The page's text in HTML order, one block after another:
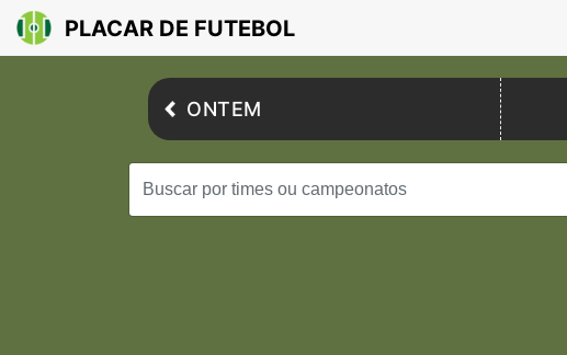
PLACAR DE FUTEBOL
ONTEM